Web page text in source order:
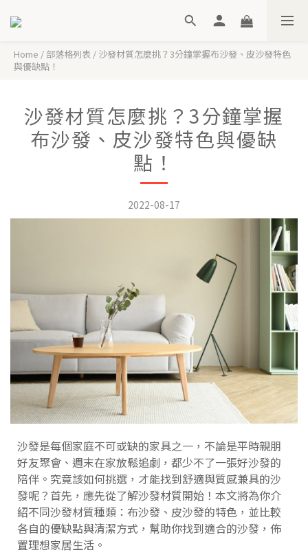
Home / 部落格列表 / 沙發材質怎麼挑？3分鐘掌握布沙發、皮沙發特色
與優缺點！
沙發材質怎麼挑？3分鐘掌握
布沙發、皮沙發特色與優缺
點！
2022-08-17
沙發是每個家庭不可或缺的家具之一，不論是平時親朋
好友聚會、週末在家放鬆追劇，都少不了一張好沙發的
陪伴。究竟該如何挑選，才能找到舒適與質感兼具的沙
發呢？首先，應先從了解沙發材質開始！本文將為你介
紹不同沙發材質種類：布沙發、皮沙發的特色，並比較
各自的優缺點與清潔方式，幫助你找到適合的沙發，佈
置理想家居生活。